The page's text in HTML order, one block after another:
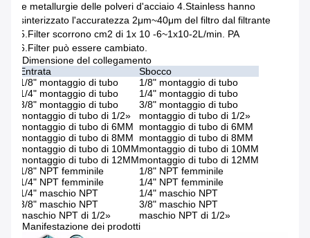
le metallurgie delle polveri d'acciaio 4.Stainless hanno
sinterizzato l'accuratezza 2μm~40μm del filtro dal filtrante
5.Filter scorrono cm2 di 1x 10 -6~1x10-2L/min. PA
6.Filter può essere cambiato.
Dimensione del collegamento
Entrata
Sbocco
1/8" montaggio di tubo
1/8" montaggio di tubo
1/4" montaggio di tubo
1/4" montaggio di tubo
3/8" montaggio di tubo
3/8" montaggio di tubo
montaggio di tubo di 1/2»
montaggio di tubo di 1/2»
montaggio di tubo di 6MM
montaggio di tubo di 6MM
montaggio di tubo di 8MM
montaggio di tubo di 8MM
montaggio di tubo di 10MMmontaggio di tubo di 10MM
montaggio di tubo di 12MMmontaggio di tubo di 12MM
1/8" NPT femminile
1/8" NPT femminile
1/4" NPT femminile
1/4" NPT femminile
1/4" maschio NPT
1/4" maschio NPT
3/8" maschio NPT
3/8" maschio NPT
maschio NPT di 1/2»
maschio NPT di 1/2»
Manifestazione dei prodotti